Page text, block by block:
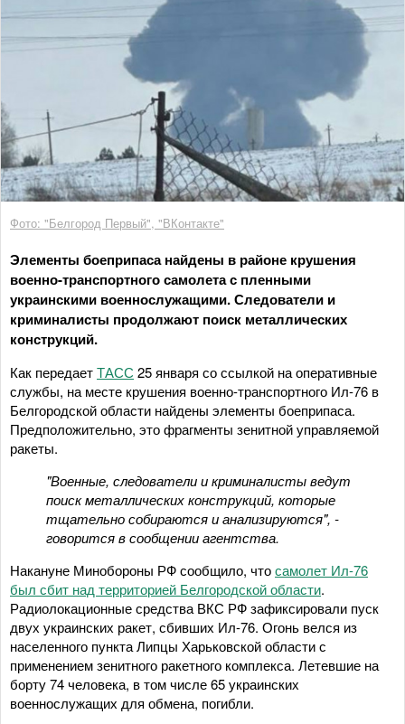
Фото: "Белгород Первый", "ВКонтакте"
Элементы боеприпаса найдены в районе крушения
военно-транспортного самолета с пленными
украинскими военнослужащими. Следователи и
криминалисты продолжают поиск металлических
конструкций.
Как передаетТАСС 25 января со ссылкой на оперативные
службы, на месте крушения военно-транспортного Ил-76 в
Белгородской области найдены элементы боеприпаса.
Предположительно, это фрагменты зенитной управляемой
ракеты.
"Военные, следователи и криминалисты ведут
поиск металлических конструкций, которые
тщательно собираются и анализируются", -
говорится в сообщении агентства.
Накануне Минобороны РФ сообщило, чтосамолет Ил-76
был сбит над территорией Белгородской области.
Радиолокационные средства ВКС РФ зафиксировали пуск
двух украинских ракет, сбивших Ил-76. Огонь велся из
населенного пункта Липцы Харьковской области с
применением зенитного ракетного комплекса. Летевшие на
борту 74 человека, в том числе 65 украинских
военнослужащих для обмена, погибли.